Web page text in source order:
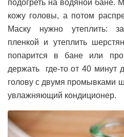
подогреть на водяной бане.
кожу головы, а потом
Маску нужно утеплить:
пленкой и утеплить
попарится в бане или
держать где-то от 40 минут
голову с двумя промывками
увлажняющий кондиционер.